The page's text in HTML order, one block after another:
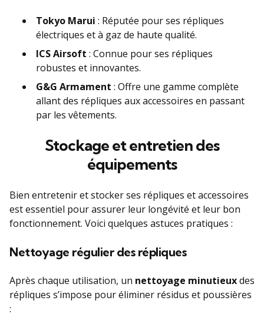
Tokyo Marui : Réputée pour ses répliques
électriques et à gaz de haute qualité.
ICS Airsoft : Connue pour ses répliques
robustes et innovantes.
G&G Armament : Offre une gamme complète
allant des répliques aux accessoires en passant
par les vêtements.
Stockage et entretien des
équipements
Bien entretenir et stocker ses répliques et accessoires
est essentiel pour assurer leur longévité et leur bon
fonctionnement. Voici quelques astuces pratiques :
Nettoyage régulier des répliques
Après chaque utilisation, un nettoyage minutieuxdes
répliques s’impose pour éliminer résidus et poussières
: